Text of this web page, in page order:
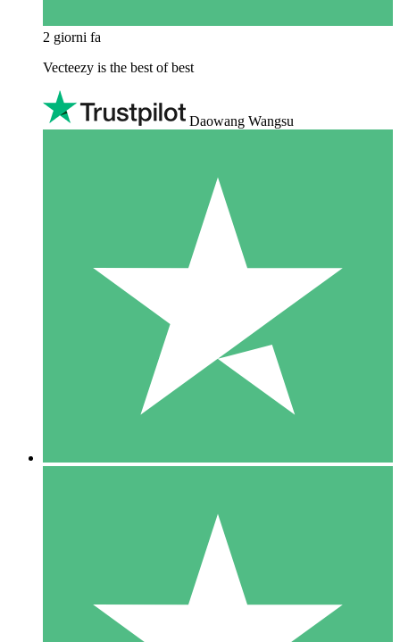
2 giorni fa
Vecteezy is the best of best
Daowang Wangsu